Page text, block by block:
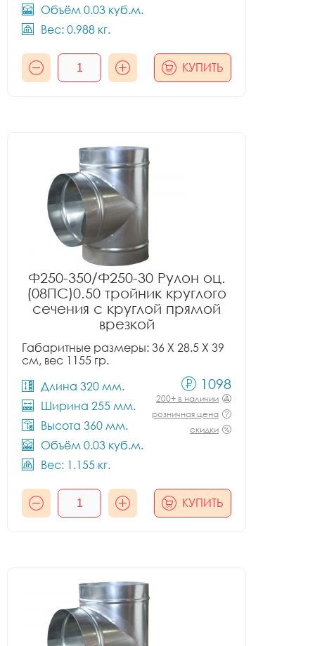
Объём 0.03 куб.м.
Вес: 0.988 кг.
КУПИТЬ
Ф250-350/Ф250-30 Рулон оц.
(08ПС)0.50 тройник круглого
сечения с круглой прямой
врезкой
Габаритные размеры: 36 X 28.5 X 39
см, вес 1155 гр.
Длина 320 мм.
Ширина 255 мм.
Высота 360 мм.
Объём 0.03 куб.м.
Вес: 1.155 кг.
1098
200+ в наличии
розничная цена
скидки
КУПИТЬ